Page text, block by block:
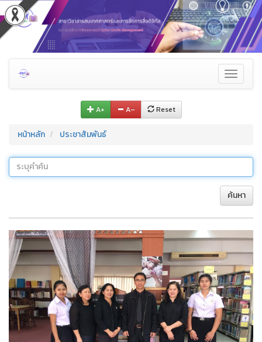
Toggle
A+ A– Reset
หน้าหลัก ประชาสัมพันธ์
ค้นหา